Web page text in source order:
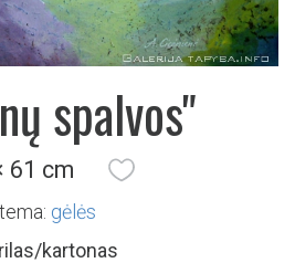
spalvos"
61 cm
tema: gėlės
kartonas